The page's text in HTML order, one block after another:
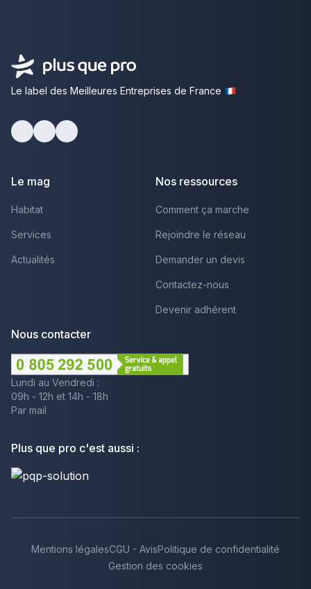
Le label des Meilleures Entreprises de France
Le mag
Habitat
Services
Actualités
Nos ressources
Comment ça marche
Rejoindre le réseau
Demander un devis
Contactez-nous
Devenir adhérent
Nous contacter
Lundi au Vendredi :
09h - 12h et 14h - 18h
Par mail
Plus que pro c'est aussi :
Mentions légalesCGU - AvisPolitique de confidentialité
Gestion des cookies